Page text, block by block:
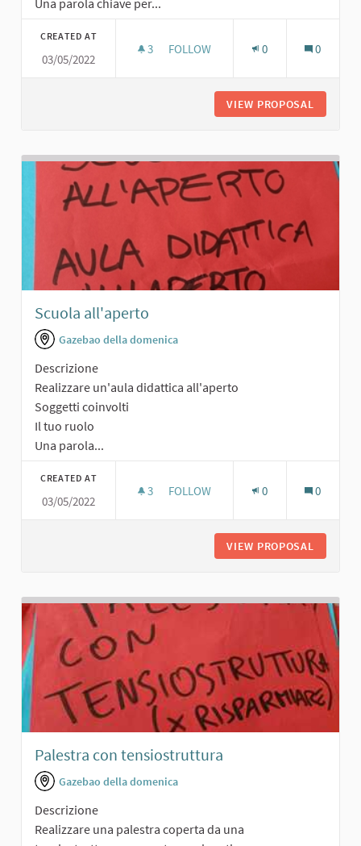
Una parola chiave per...
CREATED AT
03/05/2022
3 3 FOLLOWERS
FOLLOW 0 0
VIEW PROPOSAL
Scuola all'aperto
Gazebao della domenica
Descrizione
Realizzare un'aula didattica all'aperto
Soggetti coinvolti
Il tuo ruolo
Una parola...
CREATED AT
03/05/2022
3 3 FOLLOWERS
FOLLOW 0 0
VIEW PROPOSAL
Palestra con tensiostruttura
Gazebao della domenica
Descrizione
Realizzare una palestra coperta da una